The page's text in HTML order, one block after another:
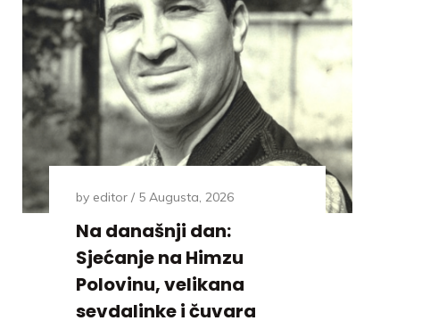
by editor 5 Augusta, 2026
Na današnji dan:
Sjećanje na Himzu
Polovinu, velikana
sevdalinke i čuvara